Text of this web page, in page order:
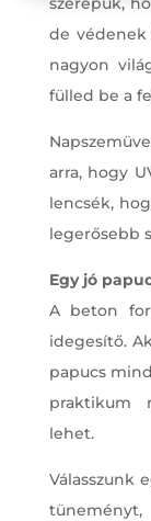
de
nagyon
fülled be a
arra, hogy
lencsék,
legerősebb
Egy jó
A beton
idegesítő.
papucs
praktikum
lehet.
Válasszunk